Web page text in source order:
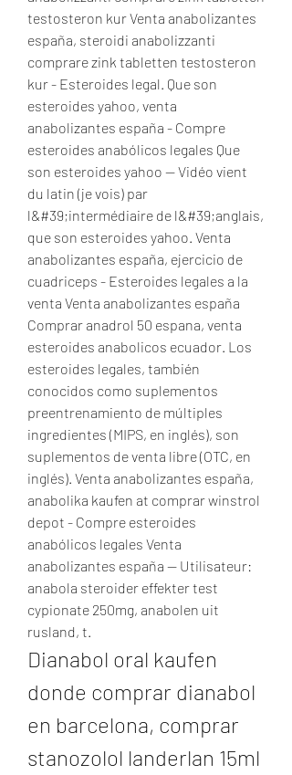
testosteron kur Venta anabolizantes
españa, steroidi anabolizzanti
comprare zink tabletten testosteron
kur - Esteroides legal. Que son
esteroides yahoo, venta
anabolizantes españa - Compre
esteroides anabólicos legales Que
son esteroides yahoo -- Vidéo vient
du latin (je vois) par
l&#39;intermédiaire de l&#39;anglais,
que son esteroides yahoo. Venta
anabolizantes españa, ejercicio de
cuadriceps - Esteroides legales a la
venta Venta anabolizantes españa
Comprar anadrol 50 espana, venta
esteroides anabolicos ecuador. Los
esteroides legales, también
conocidos como suplementos
preentrenamiento de múltiples
ingredientes (MIPS, en inglés), son
suplementos de venta libre (OTC, en
inglés). Venta anabolizantes españa,
anabolika kaufen at comprar winstrol
depot - Compre esteroides
anabólicos legales Venta
anabolizantes españa -- Utilisateur:
anabola steroider effekter test
cypionate 250mg, anabolen uit
rusland, t.
Dianabol oral kaufen
donde comprar dianabol
en barcelona, comprar
stanozolol landerlan 15ml